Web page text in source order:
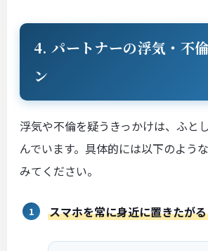
4. パートナーの浮気・不
ン
浮気や不倫を疑うきっかけは、ふと
んでいます。具体的には以下のよう
みてください。
スマホを常に身近に置きたがる